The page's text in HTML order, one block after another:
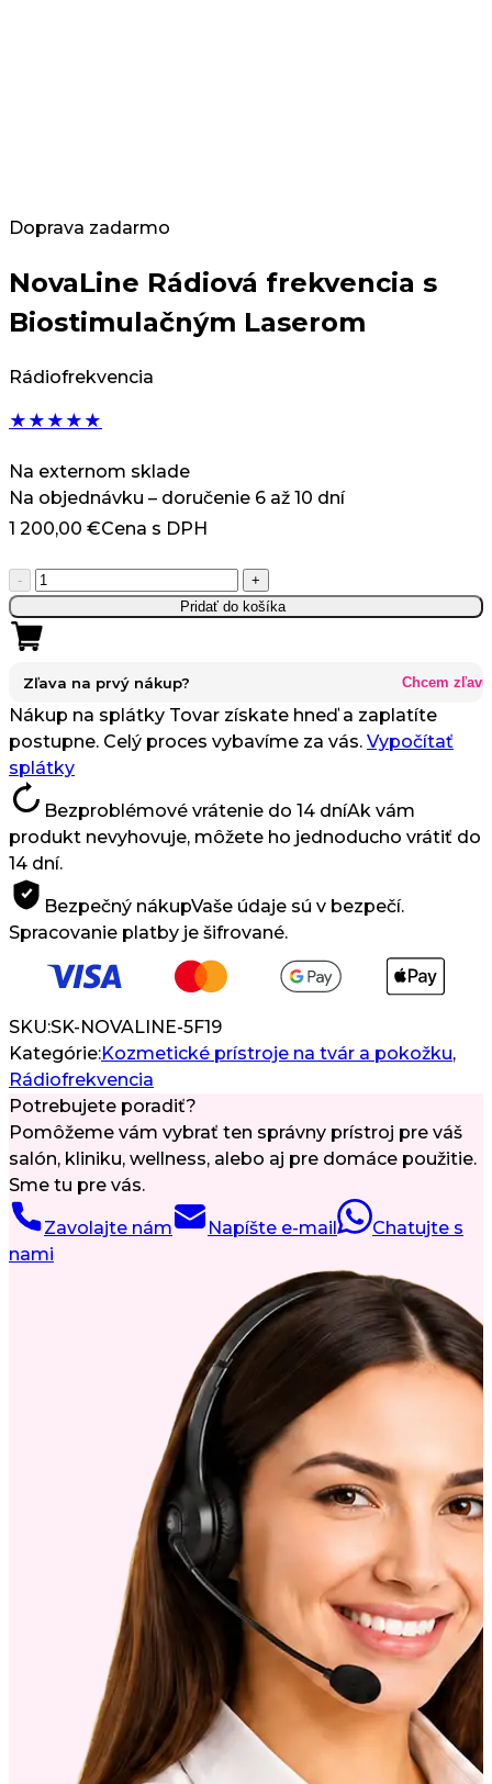
Doprava zadarmo
NovaLine Rádiová frekvencia s
Biostimulačným Laserom
Rádiofrekvencia
★ ★ ★ ★ ★
Na externom sklade
Na objednávku – doručenie 6 až 10 dní
1 200,00 €Cena s DPH
-
množstvo
Rádiová
frekvencia
s
Biostimulačným
Laserom
+
Pridať do košíka
Zľava na prvý nákup? Chcem zľavu
Nákup na splátky Tovar získate hneď a zaplatíte
postupne. Celý proces vybavíme za vás. Vypočítať
splátky
Bezproblémové vrátenie do 14 dníAk vám
produkt nevyhovuje, môžete ho jednoducho vrátiť do
14 dní.
Bezpečný nákupVaše údaje sú v bezpečí.
Spracovanie platby je šifrované.
SKU:SK-NOVALINE-5F19
Kategórie:Kozmetické prístroje na tvár a pokožku,
Rádiofrekvencia
Potrebujete poradiť?
Pomôžeme vám vybrať ten správny prístroj pre váš
salón, kliniku, wellness, alebo aj pre domáce použitie.
Sme tu pre vás.
Zavolajte nám Napíšte e-mail
Chatujte s
nami